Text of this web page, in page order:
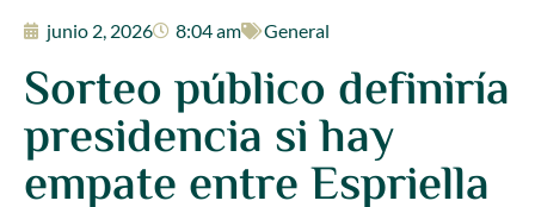
junio 2, 2026 8:04 am General
Sorteo público definiría
presidencia si hay
empate entre Espriella